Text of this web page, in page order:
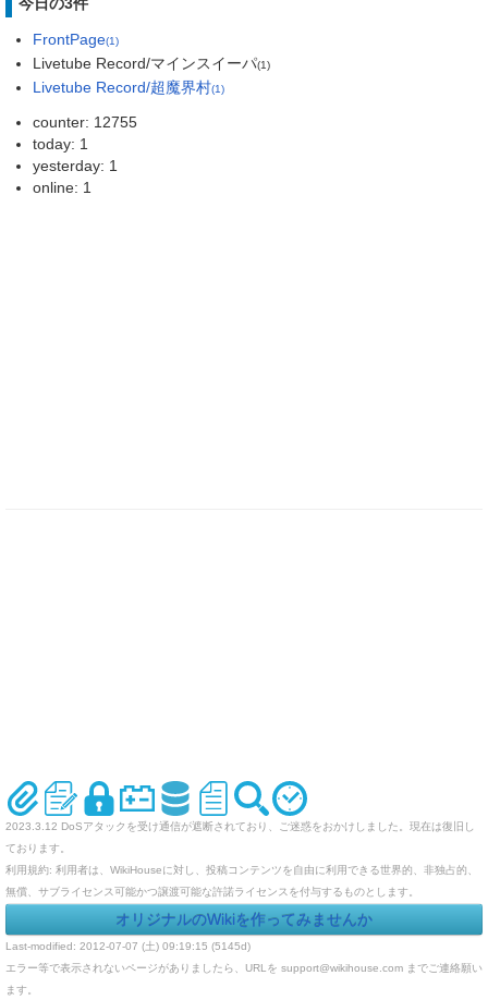
今日の3件
FrontPage(1)
Livetube Record/マインスイーパ(1)
Livetube Record/超魔界村(1)
counter: 12755
today: 1
yesterday: 1
online: 1
2023.3.12 DoSアタックを受け通信が遮断されており、ご迷惑をおかけしました。現在は復旧し
ております。
利用規約: 利用者は、WikiHouseに対し、投稿コンテンツを自由に利用できる世界的、非独占的、
無償、サブライセンス可能かつ譲渡可能な許諾ライセンスを付与するものとします。
オリジナルのWikiを作ってみませんか
Last-modified: 2012-07-07 (土) 09:19:15 (5145d)
エラー等で表示されないページがありましたら、URLを support@wikihouse.com までご連絡願い
ます。